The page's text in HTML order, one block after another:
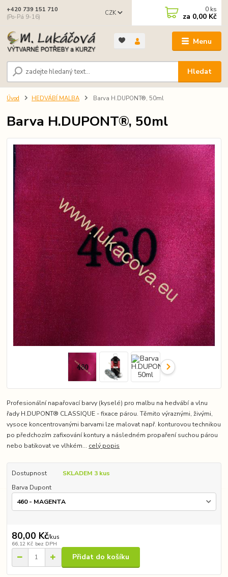
Menu
CZK
Hledat
+420 739 151 710
(Po-Pá 9-16)
0 ks
za 0,00 Kč
Úvod HEDVÁBÍ MALBA Barva H.DUPONT®, 50ml
Barva H.DUPONT®, 50ml
Profesionální napařovací barvy (kyselé) pro malbu na hedvábí a vlnu
řady H.DUPONT® CLASSIQUE - fixace párou. Těmito výraznými, živými,
vysoce koncentrovanými barvami lze malovat např. konturovou technikou
po předchozím zafixování kontury a následném propaření suchou párou
nebo batikovat ve vlhkém... celý popis
Dostupnost
SKLADEM 3 kus
Barva Dupont
80,00 Kč/kus
66,12 Kč bez DPH
Přidat do košíku